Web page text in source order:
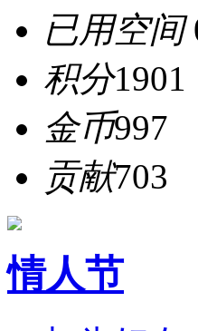
已用空间
积分1901
金币997
贡献703
情人节